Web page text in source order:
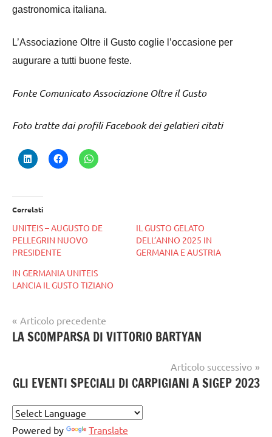
gastronomica italiana.
L’Associazione Oltre il Gusto coglie l’occasione per
augurare a tutti buone feste.
Fonte Comunicato Associazione Oltre il Gusto
Foto tratte dai profili Facebook dei gelatieri citati
Correlati
UNITEIS – AUGUSTO DE
PELLEGRIN NUOVO
PRESIDENTE
IL GUSTO GELATO
DELL’ANNO 2025 IN
GERMANIA E AUSTRIA
IN GERMANIA UNITEIS
LANCIA IL GUSTO TIZIANO
gelataio,
gelato
Navigazione
articoli
Articolo precedente
LA SCOMPARSA DI VITTORIO BARTYAN
Articolo successivo
GLI EVENTI SPECIALI DI CARPIGIANI A SIGEP 2023
Powered by Translate